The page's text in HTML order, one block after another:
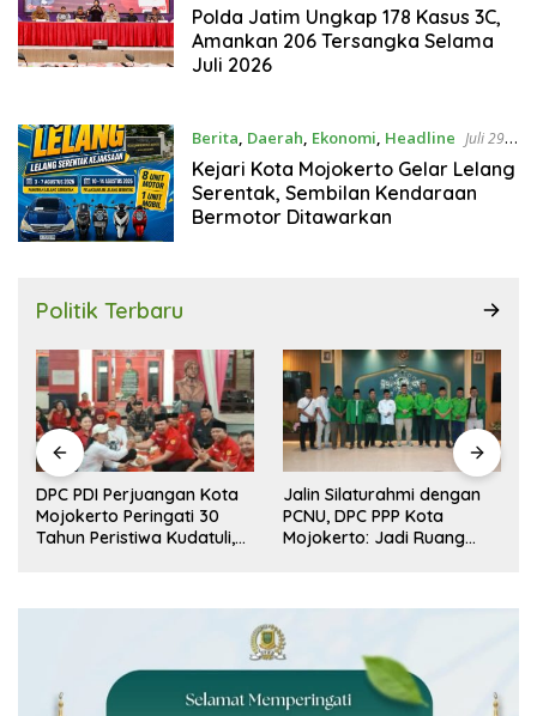
Agustus 1, 2026
Polda Jatim Ungkap 178 Kasus 3C,
Amankan 206 Tersangka Selama
Juli 2026
Berita, Daerah, Ekonomi, Headline Juli 29,
2026
Kejari Kota Mojokerto Gelar Lelang
Serentak, Sembilan Kendaraan
Bermotor Ditawarkan
Politik Terbaru
DPC PDI Perjuangan Kota
Mojokerto Peringati 30
Tahun Peristiwa Kudatuli,
Jalin Silaturahmi dengan
PCNU, DPC PPP Kota
Mojokerto: Jadi Ruang